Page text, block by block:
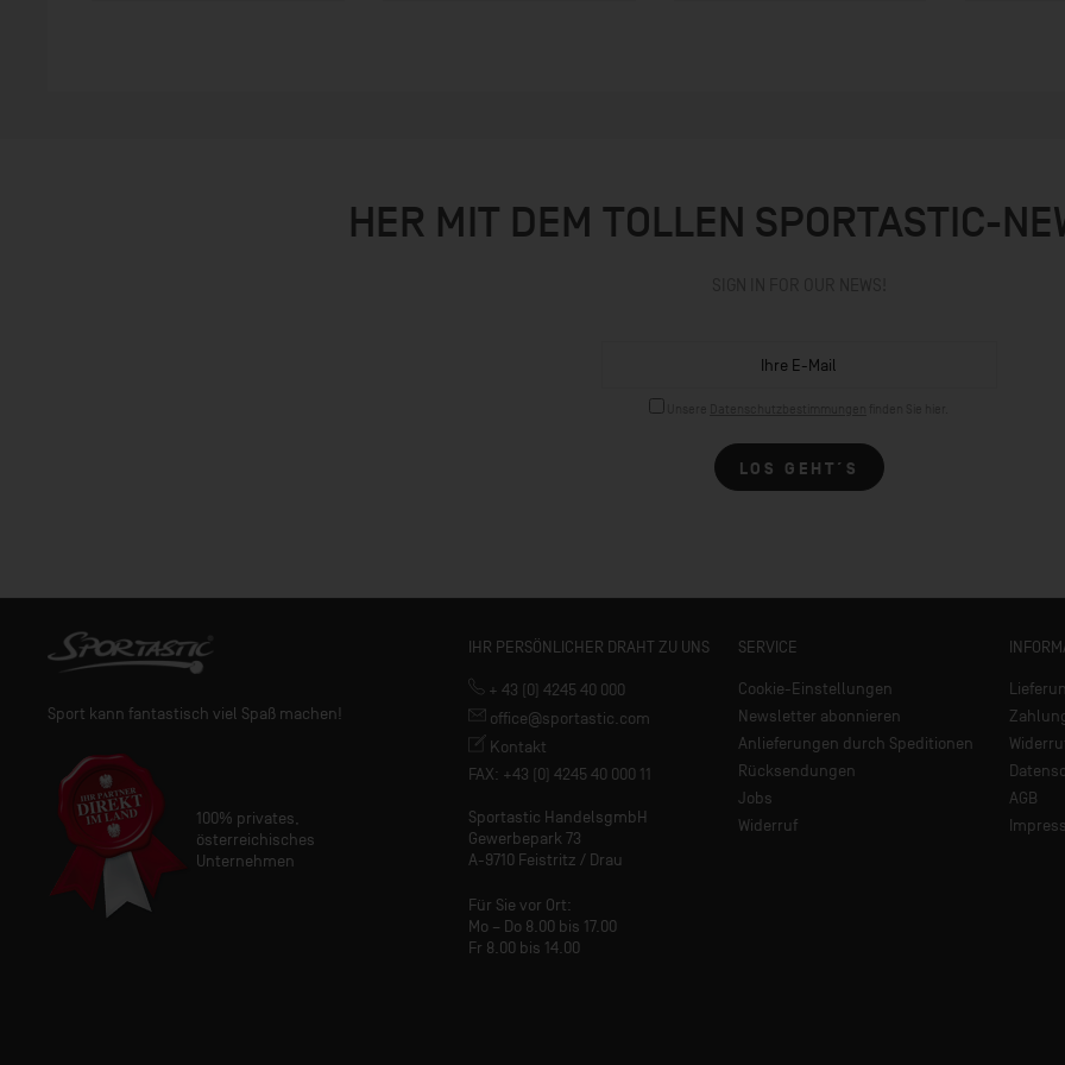
HER MIT DEM TOLLEN SPORTASTIC-
LOS GEHT´S
Sport kann fantastisch viel Spaß machen!
100% privates,
österreichisches
Unternehmen
IHR PERSÖNLICHER DRAHT ZU UNS
+ 43 (0) 4245 40 000
office@sportastic.com
Kontakt
FAX: +43 (0) 4245 40 000 11
Sportastic HandelsgmbH
Gewerbepark 73
A-9710 Feistritz / Drau
Für Sie vor Ort:
Mo – Do 8.00 bis 17.00
Fr 8.00 bis 14.00
SERVICE
Cookie-Einstellungen
Newsletter abonnieren
Anlieferungen durch Speditionen
Rücksendungen
Jobs
Widerruf
AGB